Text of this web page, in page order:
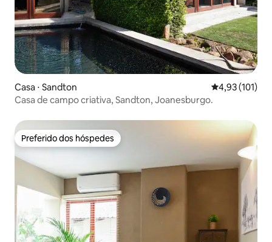
Casa ⋅ Sandton 4,93 de uma
4,93 (101)
Casa de campo criativa, Sandton, Joanesburgo.
Preferido dos hóspedes
Preferido dos hóspedes